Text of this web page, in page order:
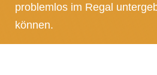
problemlos im Regal
können.